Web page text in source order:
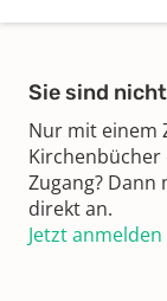
Sie sind
Nur mit einem
Kirchenbücher
Zugang? Dann
direkt an.
Jetzt anmelden